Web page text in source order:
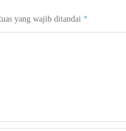
yang wajib ditandai *